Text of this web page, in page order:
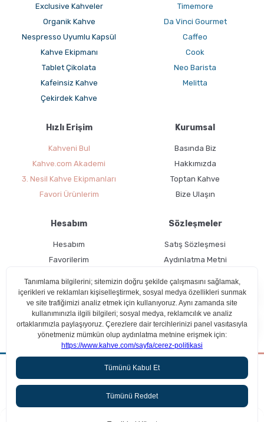
GROSCHE Lil Chill İzoleli Çocuk Su Şişesi
Latte Nasıl Yapılır ?
Exclusive Kahveler
Organik Kahve
Nespresso Uyumlu Kapsül
Kahve Ekipmanı
Tablet Çikolata
Kafeinsiz Kahve
Çekirdek Kahve
Timemore
Da Vinci Gourmet
Caffeo
Cook
Neo Barista
Melitta
Hızlı Erişim
Kahveni Bul
Kahve.com Akademi
3. Nesil Kahve Ekipmanları
Favori Ürünlerim
Kurumsal
Basında Biz
Hakkımızda
Toptan Kahve
Bize Ulaşın
Hesabım
Hesabım
Favorilerim
Ücretsiz Üyelik
Sözleşmeler
Satış Sözleşmesi
Aydınlatma Metni
Kullanım Koşulları
Çerez Politikası
Aradığın kahveyi beraber bulalım!